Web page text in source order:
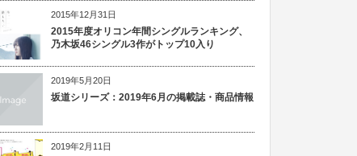
2015年12月31日
2015年度オリコン年間シングルランキング、
乃木坂46シングル3作がトップ10入り
2019年5月20日
坂道シリーズ：2019年6月の掲載誌・商品情報
2019年2月11日